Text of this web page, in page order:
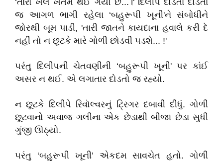
‘તારો ખેલ ખતમ થઈ ગયો છે...।' દિલીપે દોડતાં દોડતાં
જ આગળ ભાગી રહેલા ‘બહુરૂપી ખૂની'ને સંબોધીને
જોરથી બૂમ પાડી, 'તારી જાતને કાયદાના હવાલે કરી દે
નહીં તો ન છૂટકે મારે ગોળી છોડવી પડશે... !'
પરંતુ દિલીપની ચેતવણીની ‘બહુરૂપી ખૂની' પર કાંઈ
અસર ન થઈ. એ લગાતાર દોડતો જ રહ્યો.
ન છૂટકે દિલીપે રિવૉલ્વરનું ટ્રિગર દબાવી દીધું. ગોળી
છૂટવાનો અવાજ ગલીના એક છેડાથી બીજા છેડા સુધી
ગુંજી ઊઠ્યો.
પરંતુ ‘બહુરૂપી ખૂની’ એકદમ સાવચેત હતો. ગોળી